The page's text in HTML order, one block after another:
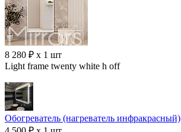
8 280 ₽ x 1 шт
Light frame twenty white h off
Обогреватель (нагреватель инфракрасный)